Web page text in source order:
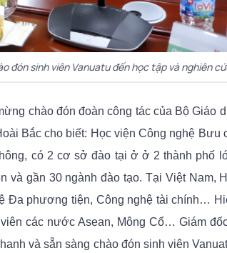
đón sinh viên Vanuatu đến học tập và nghiên
chào đón đoàn công tác của Bộ Giáo
Bắc cho biết: Học viện Công nghệ Bưu
có 2 cơ sở đào tại ở ở 2 thành phố
gần 30 ngành đào tạo. Tại Việt Nam,
Đa phương tiện, Công nghệ tài chính…
các nước Asean, Mông Cổ… Giám
và sẵn sàng chào đón sinh viên